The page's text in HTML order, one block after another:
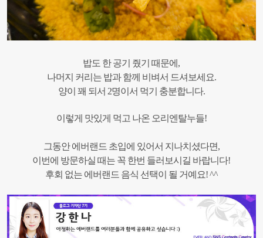
밥도 한 공기 줬기 때문에,
나머지 커리는 밥과 함께 비벼서 드셔보세요.
양이 꽤 되서 2명이서 먹기 충분합니다.
이렇게 맛있게 먹고 나온 오리엔탈누들!
그동안 에버랜드 초입에 있어서 지나치셨다면,
이번에 방문하실 때는 꼭 한번 들러보시길 바랍니다!
후회 없는 에버랜드 음식 선택이 될 거예요! ^^